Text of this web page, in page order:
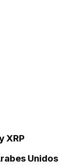
XRP
Unidos